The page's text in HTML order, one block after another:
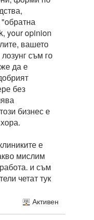
your opinion
вашето
съм го
да е
без
бизнес е
е
мислим
и съм
четат тук
Активен